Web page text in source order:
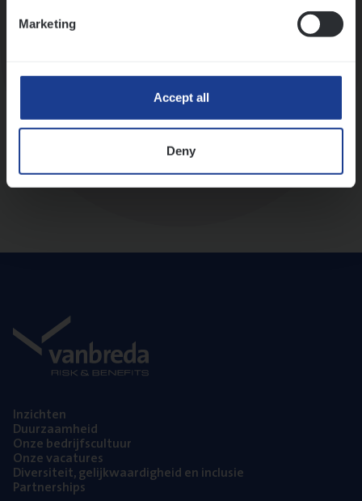
Marketing
Accept all
Deny
Inzich­ten
Duur­zaam­heid
Onze bedrijfs­cul­tuur
Onze vaca­tu­res
Diver­si­teit, gelijk­waar­dig­heid en inclusie
Part­ner­ships